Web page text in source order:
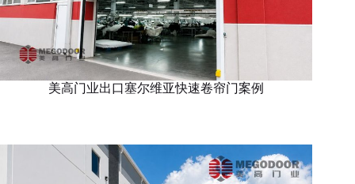
美高门业出口塞尔维亚快速卷帘门案例